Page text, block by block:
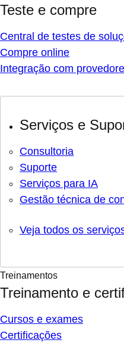
Teste e compre
Central de testes de
Compre online
Integração com
Serviços e
Consultoria
Suporte
Serviços para IA
Gestão técnica de
Veja todos os
Treinamentos
Treinamento e
Cursos e exames
Certificações